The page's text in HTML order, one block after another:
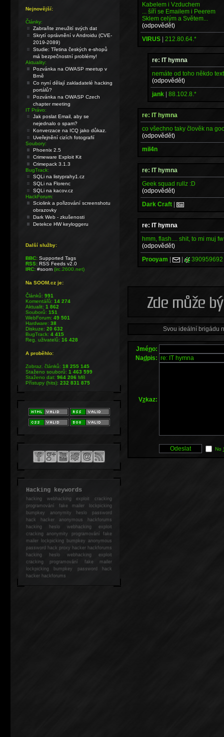
Kabelem i Vzduchem
... šíří se Emailem i Peerem
Sklem celým a Světem...
(odpovědět)
VIRUS | 212.80.64.*
re: IT hymna
nemáte od toho někdo
(odpovědět)
jank | 88.102.8.*
re: IT hymna
co všechno taky člověk na
(odpovědět)
mil4n
re: IT hymna
Geek squad rullz :D
(odpovědět)
Dark Craft |
re: IT hymna
hmm, flash.... shit, to mi muj
(odpovědět)
Prooyam | | 390959692
Svou ideální brigádu
Jméno:
Nadpis:
Vzkaz:
No
Nejnovější:
Články:
Zabraňte zneužití svých dat
Skrytí oprávnění v Androidu (CVE-
2019-2089)
Studie: Třetina českých e-shopů
má bezpečnostní problémy!
Aktuality:
Pozvánka na OWASP meetup v
Brně
Co nyní dělají zakladatelé hacking
portálů?
Pozvánka na OWASP Czech
chapter meeting
IT Právo:
Jak poslat Email, aby se
nejednalo o spam?
Konverzace na ICQ jako důkaz.
Uveřejnění cizích fotografií
Soubory:
Phoenix 2.5
Crimeware Exploit Kit
Crimepack 3.1.3
BugTrack:
SQLi na listyprahy1.cz
SQLi na Florenc
SQLi na kacov.cz
HackForum:
Sciolink a pořizování screenshotu
obrazovky
Dark Web - zkušenosti
Detekce HW keyloggeru
Další služby:
BBC: Supported Tags
RSS: RSS Feeds v2.0
IRC: #soom(irc.2600.net)
Na SOOM.cz je:
Článků:991
Komentářů:14 274
Aktualit:1 862
Souborů:151
WebForum:49 501
Hardware:38
Diskuze:20 632
BugTrack:4 415
Reg. uživatelů:16 428
A proběhlo:
Zobraz. článků:18 255 145
Staženo souborů:1 463 599
Staženo dat:964 206MB
Přístupy (hits):232 831 875
Hacking keywords
hackingwebhacking exploit cracking
programování fake mailer lockpicking
bumpkey anonymity heslo password
hackhacker anonymous hackforums
hackingheslo webhacking exploit
cracking anonymity programování fake
mailer lockpicking bumpkey anonymous
password hack proxy hacker hackforums
hacking heslo webhacking exploit
cracking programování fake mailer
lockpicking bumpkey password hack
hackerhackforums